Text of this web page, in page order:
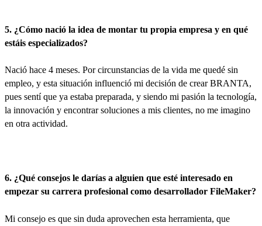
5. ¿Cómo nació la idea de montar tu propia empresa y en qué
estáis especializados?
Nació hace 4 meses. Por circunstancias de la vida me quedé sin
empleo, y esta situación influenció mi decisión de crear BRANTA,
pues sentí que ya estaba preparada, y siendo mi pasión la tecnología,
la innovación y encontrar soluciones a mis clientes, no me imagino
en otra actividad.
6. ¿Qué consejos le darías a alguien que esté interesado en
empezar su carrera profesional como desarrollador FileMaker?
Mi consejo es que sin duda aprovechen esta herramienta, que